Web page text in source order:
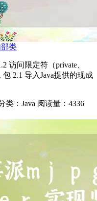
部类
访问限定符（private、
包 2.1 导入Java提供的现成
类：Java 阅读量：4336